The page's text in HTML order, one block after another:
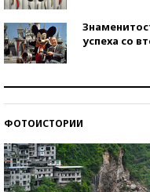
успеха со
ФОТОИСТОРИИ